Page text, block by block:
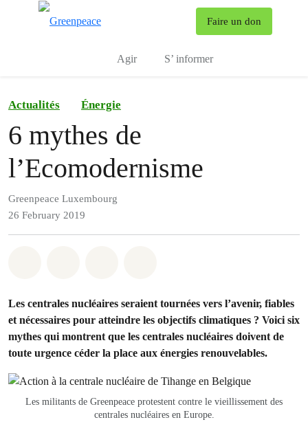
Faire un don
Agir S’ informer
Actualités Énergie
6 mythes de
l’Ecomodernisme
Greenpeace Luxembourg
26 February 2019
Les centrales nucléaires seraient tournées vers l’avenir, fiables
et nécessaires pour atteindre les objectifs climatiques ? Voici six
mythes qui montrent que les centrales nucléaires doivent de
toute urgence céder la place aux énergies renouvelables.
Les militants de Greenpeace protestent contre le vieillissement des
centrales nucléaires en Europe.